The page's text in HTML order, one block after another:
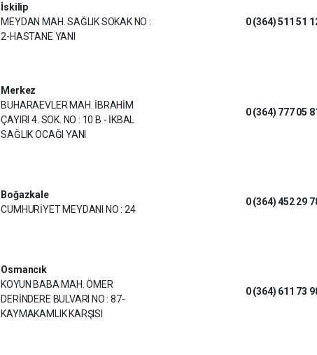
İskilip
MEYDAN MAH. SAĞLIK SOKAK NO :
2-HASTANE YANI
0 (364) 511 51
Merkez
BUHARAEVLER MAH. İBRAHİM
ÇAYIRI 4. SOK. NO : 10 B - İKBAL
SAĞLIK OCAĞI YANI
0 (364) 777 05
Boğazkale
CUMHURİYET MEYDANI NO : 24
0 (364) 452 29
Osmancık
KOYUN BABA MAH. ÖMER
DERİNDERE BULVARI NO : 87-
KAYMAKAMLIK KARŞISI
0 (364) 611 73